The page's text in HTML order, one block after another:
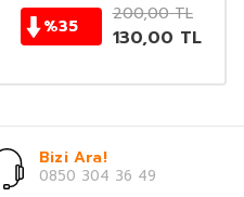
%35
200,00TL
130,00 TL
Bizi Ara!
0850 304 36 49